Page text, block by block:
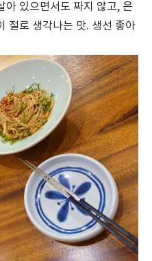
아 있으면서도 짜지 않고, 은
절로 생각나는 맛. 생선 좋아